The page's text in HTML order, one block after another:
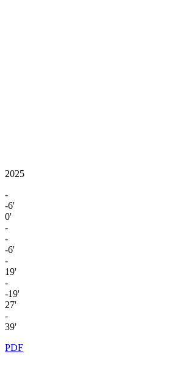
2025
-
-6'
0'
-
-
-6'
-
19'
-
-19'
27'
-
39'
PDF